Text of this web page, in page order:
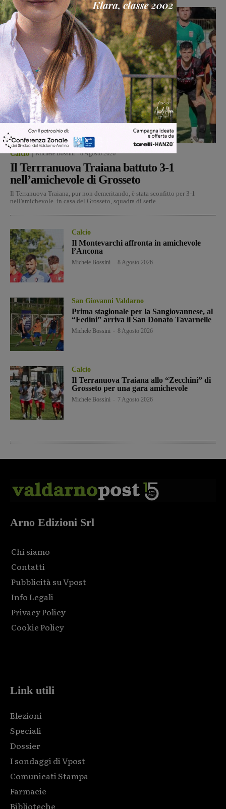
Calcio Michele Bossini -8 Agosto 2026
Il Terrranuova Traiana battuto 3-1
nell’amichevole di Grosseto
Il Terranuova Traiana, pur non demeritando, è stata sconfitto per 3-1
nell'amichevole in casa del Grosseto, squadra di serie...
Calcio
Il Montevarchi affronta in amichevole
l’Ancona
Michele Bossini 8 Agosto 2026
San Giovanni Valdarno
Prima stagionale per la Sangiovannese, al
“Fedini” arriva il San Donato Tavarnelle
Michele Bossini 8 Agosto 2026
Calcio
Il Terranuova Traiana allo “Zecchini” di
Grosseto per una gara amichevole
Michele Bossini 7 Agosto 2026
Arno Edizioni Srl
Chi siamo
Contatti
Pubblicità su Vpost
Info Legali
Privacy Policy
Cookie Policy
Link utili
Elezioni
Speciali
Dossier
I sondaggi di Vpost
Comunicati Stampa
Farmacie
Biblioteche